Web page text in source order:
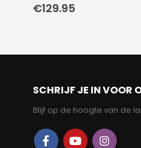
€129.95
SCHRIJF JE IN VOOR
Blijf op de hoogte van de